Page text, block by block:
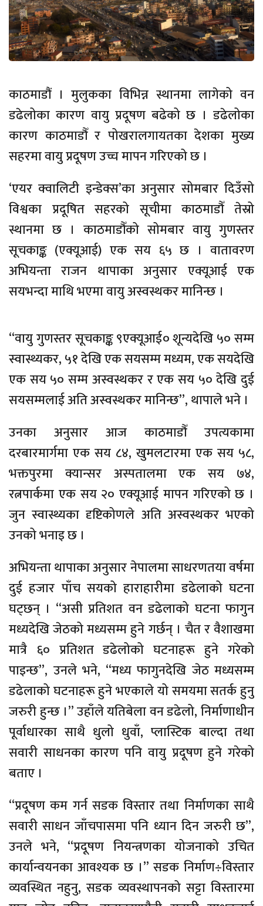
काठमाडौं । मुलुकका विभिन्न स्थानमा लागेको वन
डढेलोका कारण वायु प्रदूषण बढेको छ । डढेलोका
कारण काठमाडौँ र पोखरालगायतका देशका मुख्य
सहरमा वायु प्रदूषण उच्च मापन गरिएको छ ।
‘एयर क्वालिटी इन्डेक्स’का अनुसार सोमबार दिउँसो
विश्वका प्रदूषित सहरको सूचीमा काठमाडौँ तेस्रो
स्थानमा छ । काठमाडौँको सोमबार वायु गुणस्तर
सूचकाङ्क (एक्यूआई) एक सय ६५ छ । वातावरण
अभियन्ता राजन थापाका अनुसार एक्यूआई एक
सयभन्दा माथि भएमा वायु अस्वस्थकर मानिन्छ ।
“वायु गुणस्तर सूचकाङ्क ९एक्यूआई० शून्यदेखि ५० सम्म
स्वास्थ्यकर, ५१ देखि एक सयसम्म मध्यम, एक सयदेखि
एक सय ५० सम्म अस्वस्थकर र एक सय ५० देखि दुई
सयसम्मलाई अति अस्वस्थकर मानिन्छ”, थापाले भने ।
उनका अनुसार आज काठमाडौँ उपत्यकामा
दरबारमार्गमा एक सय ८४, खुमलटारमा एक सय ५८,
भक्तपुरमा क्यान्सर अस्पतालमा एक सय ७४,
रत्नपार्कमा एक सय २० एक्यूआई मापन गरिएको छ ।
जुन स्वास्थ्यका दृष्टिकोणले अति अस्वस्थकर भएको
उनको भनाइ छ ।
अभियन्ता थापाका अनुसार नेपालमा साधरणतया वर्षमा
दुई हजार पाँच सयको हाराहारीमा डढेलाको घटना
घट्छन् । “असी प्रतिशत वन डढेलाको घटना फागुन
मध्यदेखि जेठको मध्यसम्म हुने गर्छन् । चैत र वैशाखमा
मात्रै ६० प्रतिशत डढेलोको घटनाहरू हुने गरेको
पाइन्छ”, उनले भने, “मध्य फागुनदेखि जेठ मध्यसम्म
डढेलाको घटनाहरू हुने भएकाले यो समयमा सतर्क हुनु
जरुरी हुन्छ ।” उहाँले यतिबेला वन डढेलो, निर्माणाधीन
पूर्वाधारका साथै धुलो धुवाँ, प्लास्टिक बाल्दा तथा
सवारी साधनका कारण पनि वायु प्रदूषण हुने गरेको
बताए ।
“प्रदूषण कम गर्न सडक विस्तार तथा निर्माणका साथै
सवारी साधन जाँचपासमा पनि ध्यान दिन जरुरी छ”,
उनले भने, “प्रदूषण नियन्त्रणका योजनाको उचित
कार्यान्वयनका आवश्यक छ ।” सडक निर्माण÷विस्तार
व्यवस्थित नहुनु, सडक व्यवस्थापनको सट्टा विस्तारमा